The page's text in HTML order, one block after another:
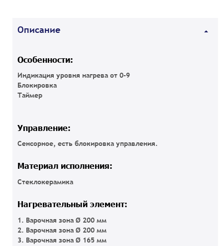
Описание
Особенности:
Индикация уровня нагрева от 0-9
Блокировка
Таймер
Управление:
Сенсорное, есть блокировка управления.
Материал исполнения:
Стеклокерамика
Нагревательный элемент:
1. Варочная зона Ø 200 мм
2. Варочная зона Ø 200 мм
3. Варочная зона Ø 165 мм